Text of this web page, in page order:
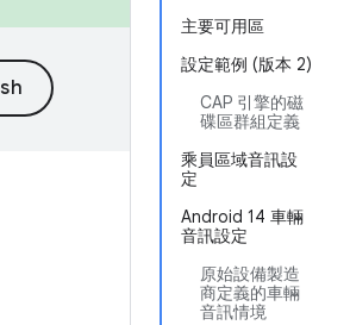
主要可用區
設定範例 (版本 2)
CAP 引擎的磁
碟區群組定義
乘員區域音訊設
定
Android 14 車輛
音訊設定
原始設備製造
商定義的車輛
音訊情境